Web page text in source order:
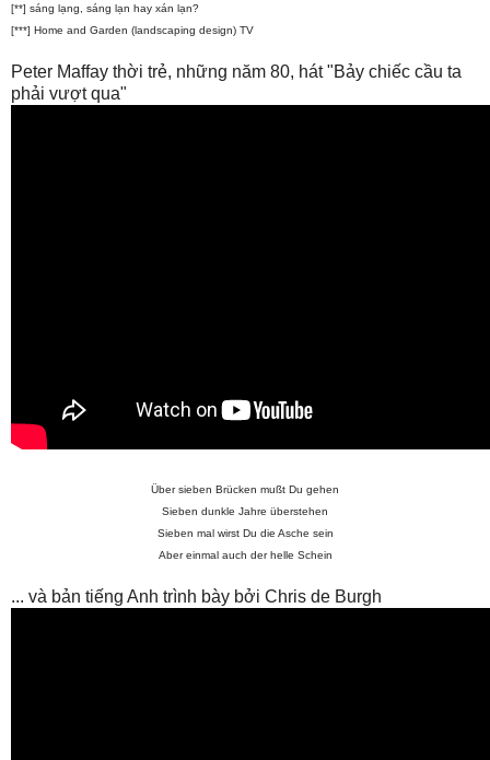
[**] sáng lạng, sáng lạn hay xán lạn?
[***] Home and Garden (landscaping design) TV
Peter Maffay thời trẻ, những năm 80, hát "Bảy chiếc cầu ta
phải vượt qua"
Über sieben Brücken mußt Du gehen
Sieben dunkle Jahre überstehen
Sieben mal wirst Du die Asche sein
Aber einmal auch der helle Schein
... và bản tiếng Anh trình bày bởi Chris de Burgh